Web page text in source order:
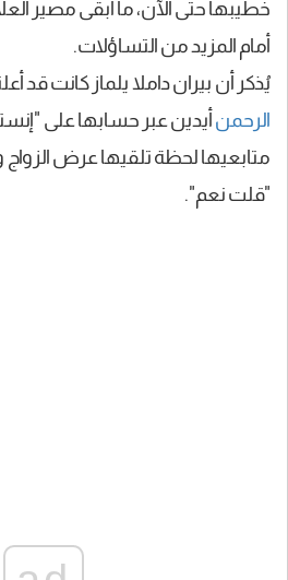
خطيبها حتى الآن، ما أبقى مصير
أمام المزيد من التساؤلات.
يُذكر أن بيران داملا يلماز كانت قد
الرحمن أيدين عبر حسابها على
متابعيها لحظة تلقيها عرض
"قلت نعم".